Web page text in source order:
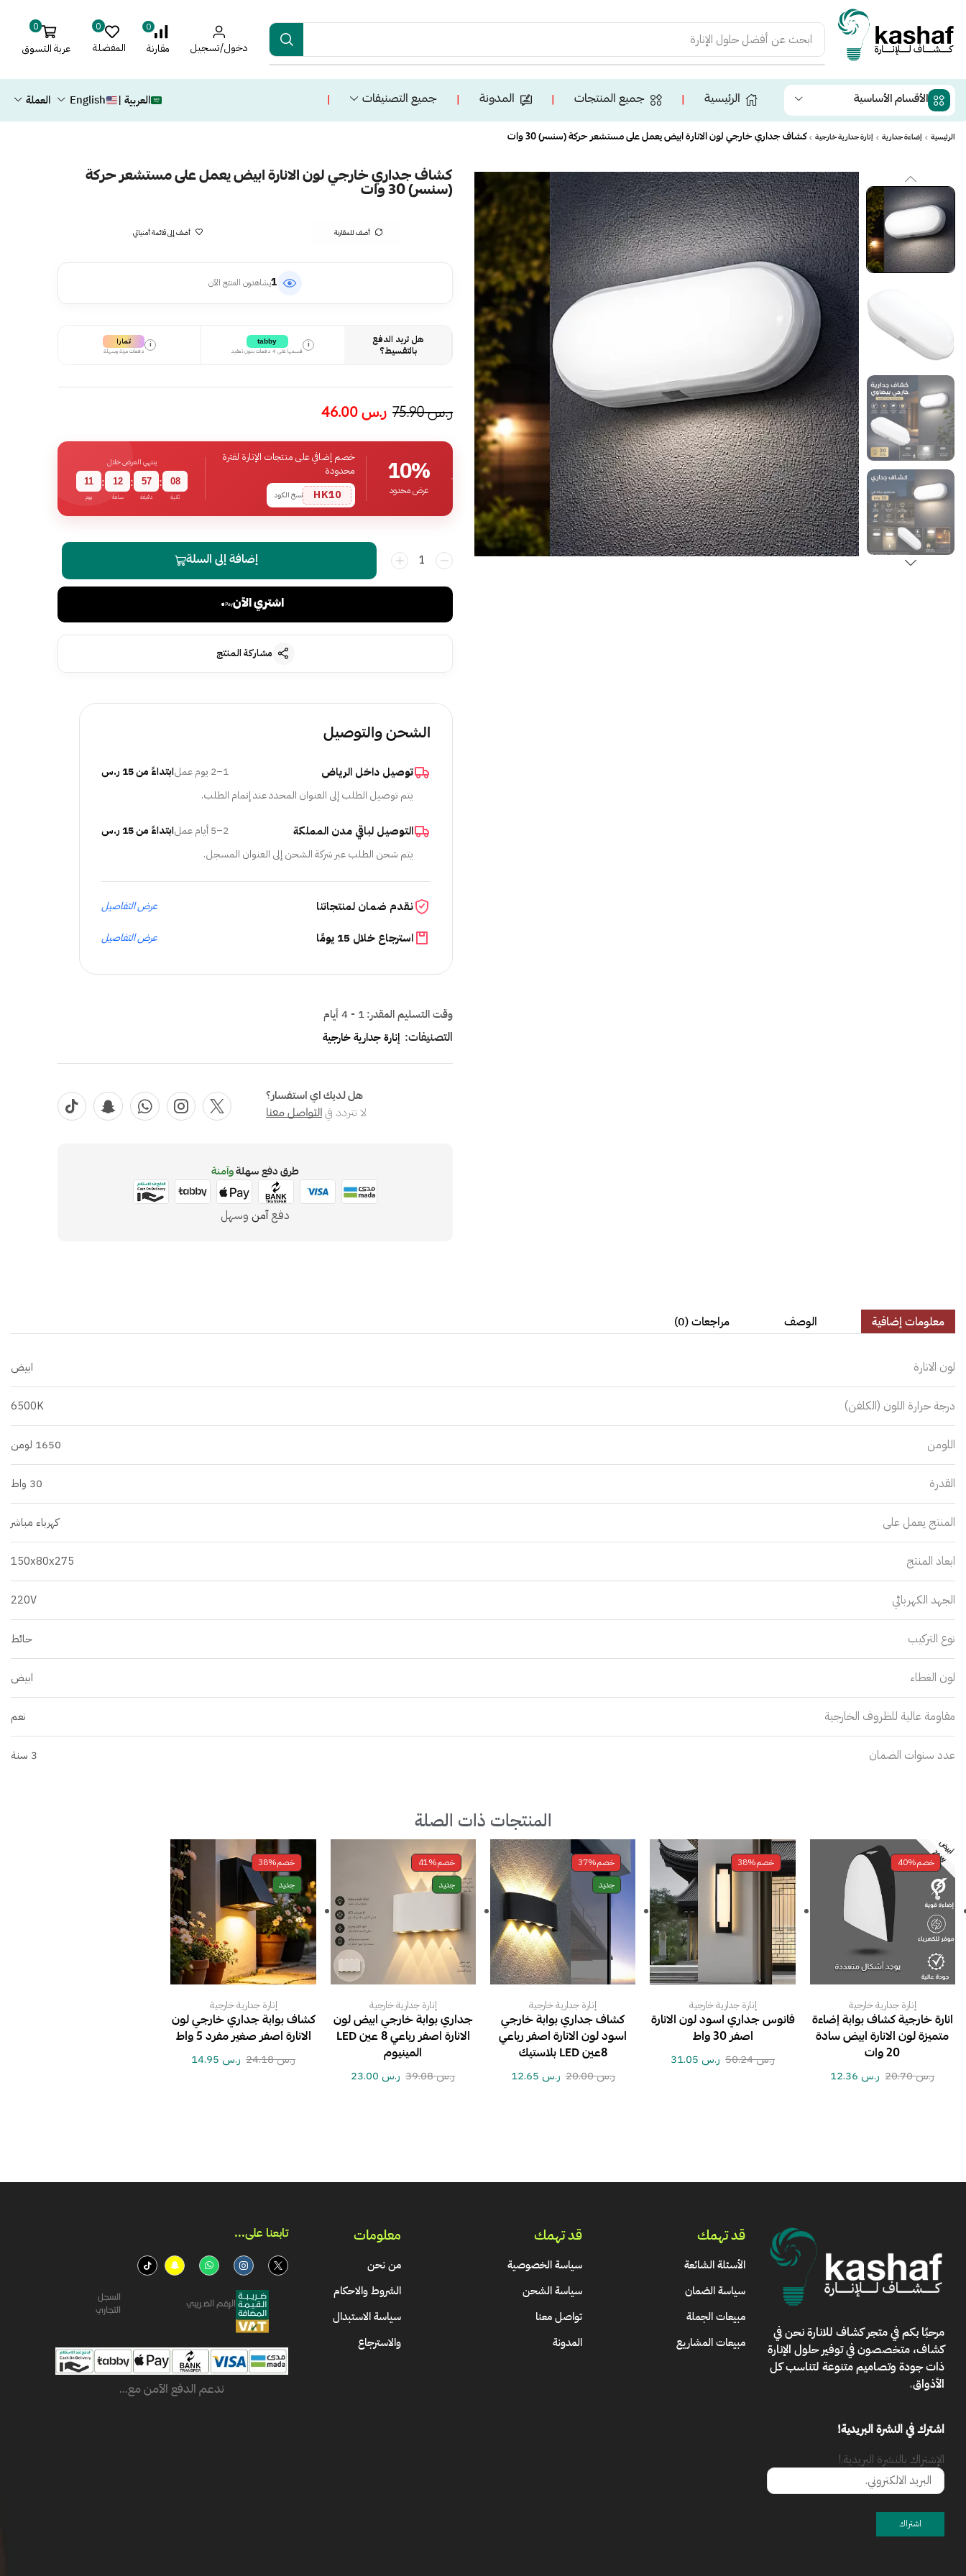
ابحث عن أفضل حلول الإنارة دخول/تسجيل
0
مقارنة
0
المفضلة
0
عربة التسوق
الأقسام الأساسية الرئيسية ❘ جميع المنتجات ❘ المدونة ❘ جميع التصنيفات ❘ العربية | English العملة
الرئيسية إضاءة جدارية إنارة جدارية خارجية كشاف جداري خارجي لون الانارة ابيض يعمل على مستشعر حركة (سنسر) 30 وات
كشاف جداري خارجي لون الانارة ابيض يعمل على مستشعر حركة
(سنسر) 30 وات
أضف للمقارنة أضف إلى قائمة أمنياتي
1يشاهدون المنتج الآن
هل تريد الدفع
بالتقسيط؟
i
tabby
قسمها على 4 دفعات بدون تعقيد
i تمارا
دفعات مرنة وسهلة
ر.س75.90 ر.س46.00
10%
عرض محدود
خصم إضافي على منتجات الإنارة لفترة
محدودة
HK10 نسخ الكود
ينتهي العرض خلال
11
يوم
: 12
ساعة
: 57
دقيقة
: 07
ثانية
إضافة إلى السلة
اشتري الآن
مشاركة المنتج
الشحن والتوصيل
توصيل داخل الرياض 1–2 يوم عمل
ابتداءً من 15 ر.س
يتم توصيل الطلب إلى العنوان المحدد عند إتمام الطلب.
التوصيل لباقي مدن المملكة 2–5 أيام عمل
ابتداءً من 15 ر.س
يتم شحن الطلب عبر شركة الشحن إلى العنوان المسجل.
نقدم ضمان لمنتجاتنا عرض التفاصيل
استرجاع خلال 15 يومًا عرض التفاصيل
وقت التسليم المقدر:1 - 4 أيام
التصنيفات: إنارة جدارية خارجية
هل لديك اي استفسار؟
لا تتردد فيالتواصل معنا
طرق دفع سهلةوآمنة
دفعآمنوسهل
معلومات إضافية الوصف مراجعات (0)
لون الانارة ابيض
درجة حرارة اللون (الكلفن) 6500K
اللومن 1650 لومن
القدرة 30 واط
المنتج يعمل على كهرباء مباشر
ابعاد المنتج 150x80x275
الجهد الكهربائي 220V
نوع التركيب حائط
لون الغطاء ابيض
مقاومة عالية للظروف الخارجية نعم
عدد سنوات الضمان 3 سنة
المنتجات ذات الصلة
خصم40%
إنارة جدارية خارجية
انارة خارجية كشاف بوابة إضاءة
متميزة لون الانارة ابيض سادة
20 وات
ر.س20.70 ر.س
خصم38%
إنارة جدارية خارجية
فانوس جداري اسود لون الانارة
اصفر 30 واط
ر.س50.24 ر.س
خصم37%
جديد
إنارة جدارية خارجية
كشاف جداري بوابة خارجي
اسود لون الانارة اصفر رباعي
8عين LED بلاستيك
ر.س20.00 ر.س
خصم41%
جديد
إنارة جدارية خارجية
جداري بوابة خارجي ابيض لون
الانارة اصفر رباعي 8 عين LED
المينيوم
ر.س39.08 ر.س
خصم38%
جديد
إنارة جدارية خارجية
كشاف بوابة جداري خارجي لون
الانارة اصفر صغير مفرد 5 واط
ر.س24.18 ر.س
مرحبًا بكم فيمتجر كشاف للانارةنحن في
كشاف، متخصصون في توفير حلول الإنارة
ذات جودة وتصاميم متنوعة لتناسب كل
الأذواق.
اشترك في النشرة البريدية!
الإشتراك بالنشرة البريدية.!
قد تهمك
الأسئلة الشائعة
سياسة الضمان
مبيعات الجملة
مبيعات المشاريع
قد تهمك
سياسة الخصوصية
سياسة الشحن
تواصل معنا
المدونة
معلومات
من نحن
الشروط والاحكام
سياسة الاستبدال
والاسترجاع
تابعنا على...​
الرقم الضريبي
السجل
التجاري
ندعم الدفع الآمن مع...